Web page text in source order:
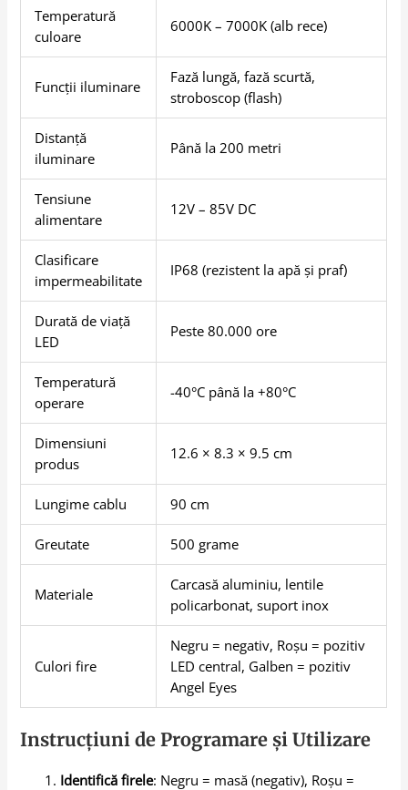
Temperatură
culoare
6000K – 7000K (alb rece)
Funcții iluminare
Fază lungă, fază scurtă,
stroboscop (flash)
Distanță
iluminare
Până la 200 metri
Tensiune
alimentare
12V – 85V DC
Clasificare
impermeabilitate
IP68 (rezistent la apă și praf)
Durată de viață
LED
Peste 80.000 ore
Temperatură
operare
-40°C până la +80°C
Dimensiuni
produs
12.6 × 8.3 × 9.5 cm
Lungime cablu 90 cm
Greutate 500 grame
Materiale
Carcasă aluminiu, lentile
policarbonat, suport inox
Culori fire
Negru = negativ, Roșu = pozitiv
LED central, Galben = pozitiv
Angel Eyes
Instrucțiuni de Programare și Utilizare
Identifică firele: Negru = masă (negativ), Roșu =